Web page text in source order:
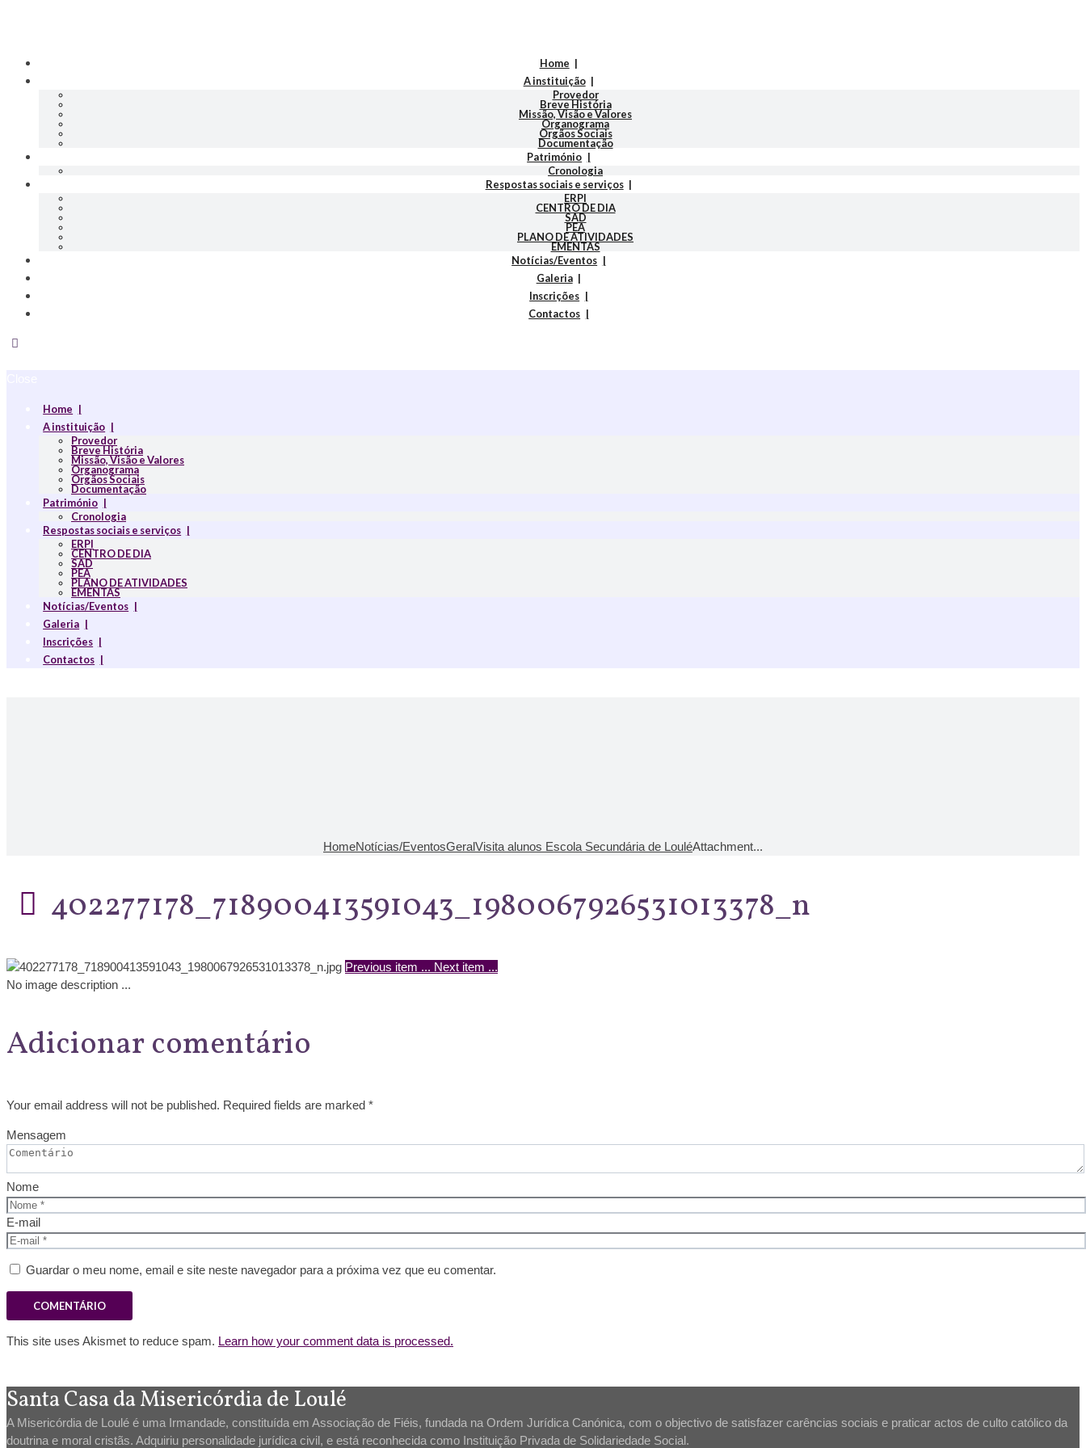
Home
A instituição
Provedor
Breve História
Missão, Visão e Valores
Organograma
Orgãos Sociais
Documentação
Património
Cronologia
Respostas sociais e serviços
ERPI
CENTRO DE DIA
SAD
PEA
PLANO DE ATIVIDADES
EMENTAS
Notícias/Eventos
Galeria
Inscrições
Contactos
Home
A instituição
Provedor
Breve História
Missão, Visão e Valores
Organograma
Orgãos Sociais
Documentação
Património
Cronologia
Respostas sociais e serviços
ERPI
CENTRO DE DIA
SAD
PEA
PLANO DE ATIVIDADES
EMENTAS
Notícias/Eventos
Galeria
Inscrições
Contactos
HomeNotícias/EventosGeralVisita alunos Escola Secundária de LouléAttachment...
402277178_718900413591043_1980067926531013378_n
Previous item ... Next item ...
No image description ...
Adicionar comentário
Your email address will not be published. Required fields are marked *
Mensagem
Nome
E-mail
Guardar o meu nome, email e site neste navegador para a próxima vez que eu comentar.
This site uses Akismet to reduce spam. Learn how your comment data is processed.
Santa Casa da Misericórdia de Loulé
A Misericórdia de Loulé é uma Irmandade, constituída em Associação de Fiéis, fundada na Ordem Jurídica Canónica, com o objectivo de satisfazer carências sociais e praticar actos de culto católico da
doutrina e moral cristãs. Adquiriu personalidade jurídica civil, e está reconhecida como Instituição Privada de Solidariedade Social.